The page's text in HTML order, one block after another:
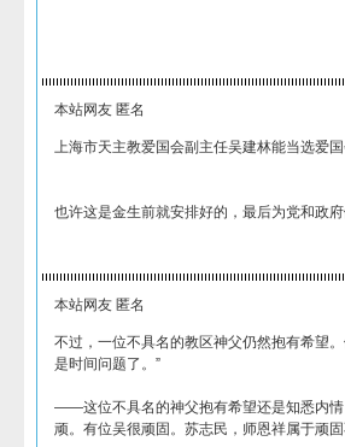
本站网友 匿名
上海市天主教爱国会副主任吴建林能当选爱
也许这是金生前就安排好的，最后为党和政
本站网友 匿名
不过，一位不具名的教区神父仍然抱有希望
是时间问题了。”
——这位不具名的神父抱有希望还是知悉内
顽。有位吴很顽固。苏志民，师恩祥属于顽固